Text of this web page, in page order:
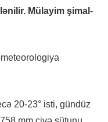
Mülayim şimal-
20-23° isti, gündüz